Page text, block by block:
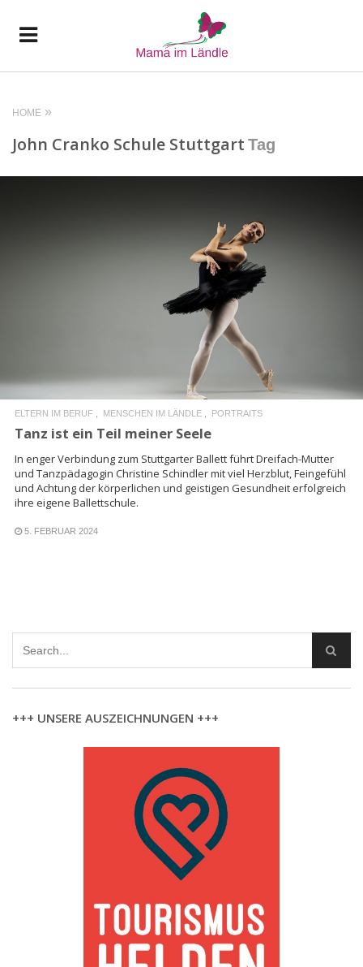
HOME
John Cranko Schule Stuttgart Tag
READ MORE
ELTERN IM BERUF MENSCHEN IM LÄNDLE PORTRAITS
Tanz ist ein Teil meiner Seele
In enger Verbindung zum Stuttgarter Ballett führt Dreifach-Mutter
und Tanzpädagogin Christine Schindler mit viel Herzblut, Feingefühl
und Achtung der körperlichen und geistigen Gesundheit erfolgreich
ihre eigene Ballettschule.
5. FEBRUAR 2024
+++ UNSERE AUSZEICHNUNGEN +++